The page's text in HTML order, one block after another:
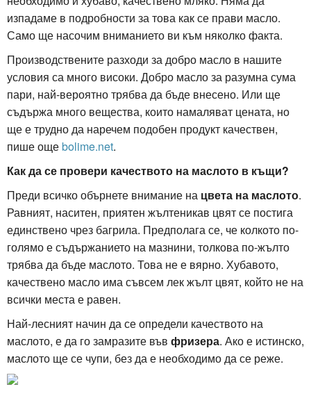
изпадаме в подробности за това как се прави масло.
Само ще насочим вниманието ви към няколко факта.
Производствените разходи за добро масло в нашите
условия са много високи. Добро масло за разумна сума
пари, най-вероятно трябва да бъде внесено. Или ще
съдържа много вещества, които намаляват цената, но
ще е трудно да наречем подобен продукт качествен,
пише ощеbolime.net.
Как да се провери качеството на маслото в къщи?
Преди всичко обърнете внимание на цвета на маслото.
Равният, наситен, приятен жълтеникав цвят се постига
единствено чрез багрила. Предполага се, че колкото по-
голямо е съдържанието на мазнини, толкова по-жълто
трябва да бъде маслото. Това не е вярно. Хубавото,
качествено масло има съвсем лек жълт цвят, който не на
всички места е равен.
Най-лесният начин да се определи качеството на
маслото, е да го замразите във фризера. Ако е истинско,
маслото ще се чупи, без да е необходимо да се реже.